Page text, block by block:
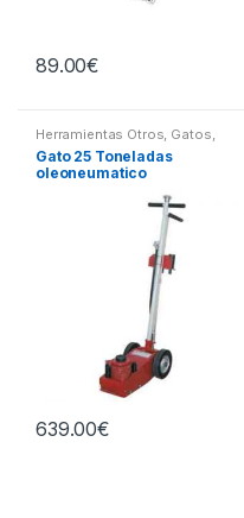
89.00€
Herramientas Otros, Gatos,
Soportes y Hidraulica
Gato 25 Toneladas
oleoneumatico
639.00€